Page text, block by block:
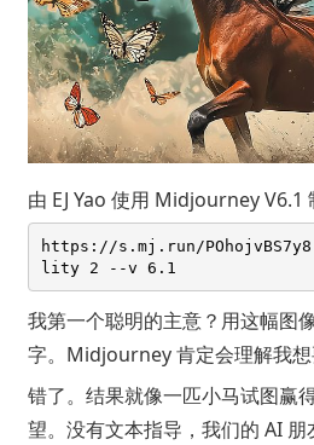
由 EJ Yao 使用 Midjourney V6.1
https://s.mj.run/
我第一个聪明的主意？用这幅图
字。Midjourney 肯定会理解我想
错了。结果就像一匹小马试图赢
望。没有文本指导，我们的 AI